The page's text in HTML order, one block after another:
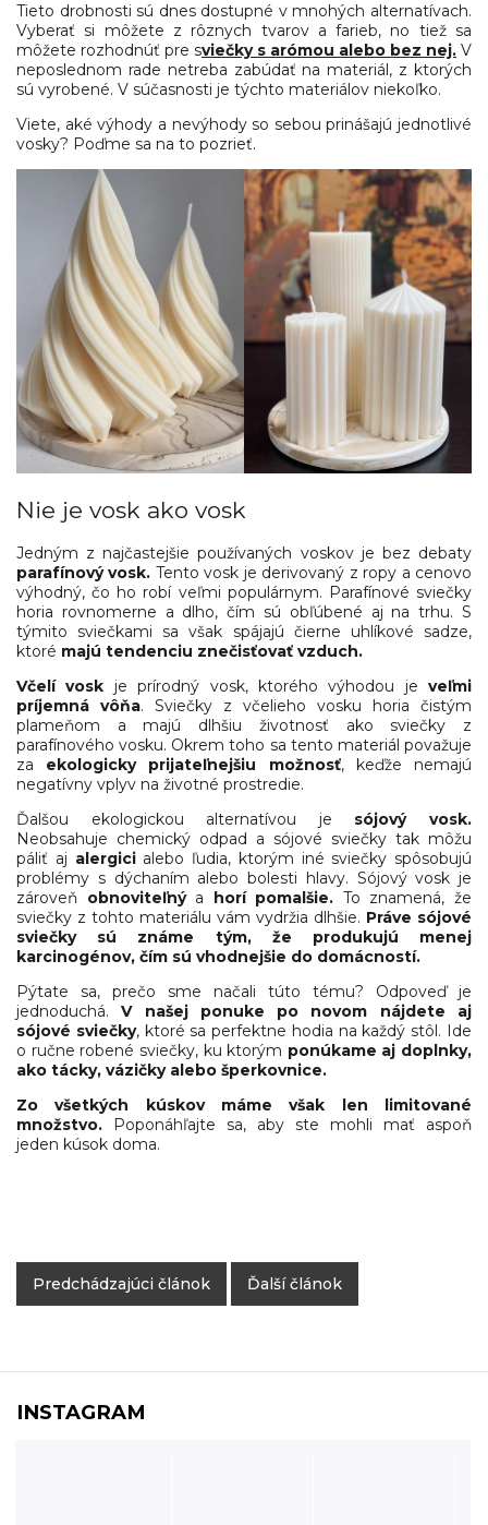
Tieto drobnosti sú dnes dostupné v mnohých alternatívach.
Vyberať si môžete z rôznych tvarov a farieb, no tiež sa
môžete rozhodnúť pre sviečky s arómou alebo bez nej. V
neposlednom rade netreba zabúdať na materiál, z ktorých
sú vyrobené. V súčasnosti je týchto materiálov niekoľko.
Viete, aké výhody a nevýhody so sebou prinášajú jednotlivé
vosky? Poďme sa na to pozrieť.
Nie je vosk ako vosk
Jedným z najčastejšie používaných voskov je bez debaty
parafínový vosk. Tento vosk je derivovaný z ropy a cenovo
výhodný, čo ho robí veľmi populárnym. Parafínové sviečky
horia rovnomerne a dlho, čím sú obľúbené aj na trhu. S
týmito sviečkami sa však spájajú čierne uhlíkové sadze,
ktoré majú tendenciu znečisťovať vzduch.
Včelí vosk je prírodný vosk, ktorého výhodou je veľmi
príjemná vôňa. Sviečky z včelieho vosku horia čistým
plameňom a majú dlhšiu životnosť ako sviečky z
parafínového vosku. Okrem toho sa tento materiál považuje
za ekologicky prijateľnejšiu možnosť, keďže nemajú
negatívny vplyv na životné prostredie.
Ďalšou ekologickou alternatívou je sójový vosk.
Neobsahuje chemický odpad a sójové sviečky tak môžu
páliť aj alergicialebo ľudia, ktorým iné sviečky spôsobujú
problémy s dýchaním alebo bolesti hlavy. Sójový vosk je
zároveň obnoviteľnýa horí pomalšie. To znamená, že
sviečky z tohto materiálu vám vydržia dlhšie. Práve sójové
sviečky sú známe tým, že produkujú menej
karcinogénov, čím sú vhodnejšie do domácností.
Pýtate sa, prečo sme načali túto tému? Odpoveď je
jednoduchá. V našej ponuke po novom nájdete aj
sójové sviečky, ktoré sa perfektne hodia na každý stôl. Ide
o ručne robené sviečky, ku ktorým ponúkame aj doplnky,
ako tácky, vázičky alebo šperkovnice.
Zo všetkých kúskov máme však len limitované
množstvo. Poponáhľajte sa, aby ste mohli mať aspoň
jeden kúsok doma.
Predchádzajúci článok Ďalší článok
INSTAGRAM